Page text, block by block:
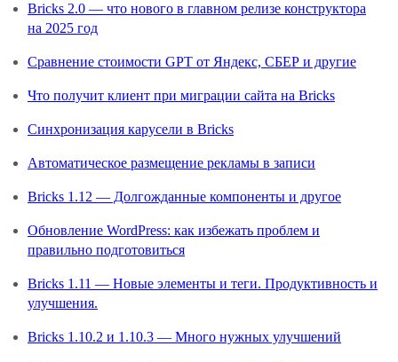
Bricks 2.0 — что нового в главном релизе конструктора
на 2025 год
Сравнение стоимости GPT от Яндекс, СБЕР и другие
Что получит клиент при миграции сайта на Bricks
Синхронизация карусели в Bricks
Автоматическое размещение рекламы в записи
Bricks 1.12 — Долгожданные компоненты и другое
Обновление WordPress: как избежать проблем и
правильно подготовиться
Bricks 1.11 — Новые элементы и теги. Продуктивность и
улучшения.
Bricks 1.10.2 и 1.10.3 — Много нужных улучшений